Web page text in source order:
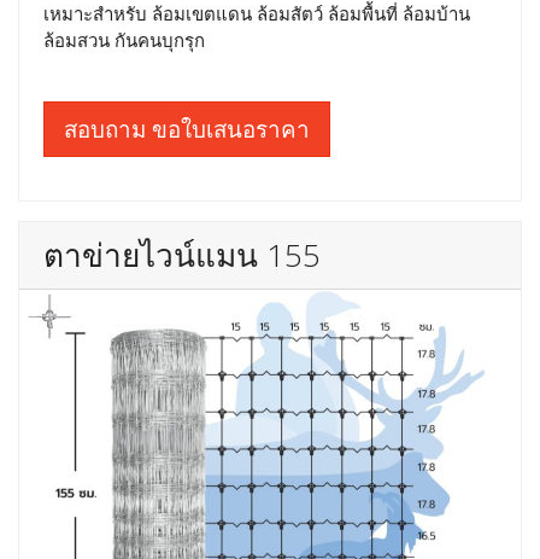
เหมาะสำหรับ ล้อมเขตแดน ล้อมสัตว์ ล้อมพื้นที่ ล้อมบ้าน
ล้อมสวน กันคนบุกรุก
สอบถาม ขอใบเสนอราคา
ตาข่ายไวน์แมน 155